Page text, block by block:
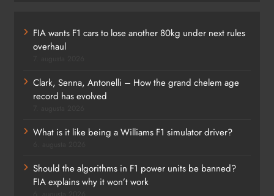
FIA wants F1 cars to lose another 80kg under next rules
overhaul
Clark, Senna, Antonelli – How the grand chelem age
record has evolved
What is it like being a Williams F1 simulator driver?
Should the algorithms in F1 power units be banned?
FIA explains why it won’t work